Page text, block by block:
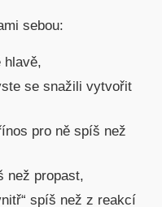
sebou:
hlavě,
se snažili vytvořit
pro ně spíš než
než propast,
spíš než z reakcí